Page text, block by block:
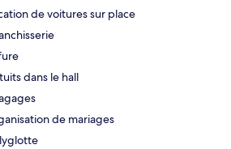
de voitures sur place
dans le hall
de mariages